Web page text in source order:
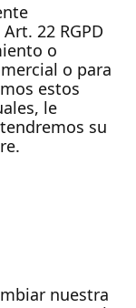
22 RGPD
o
o para
estos
le
su
nuestra